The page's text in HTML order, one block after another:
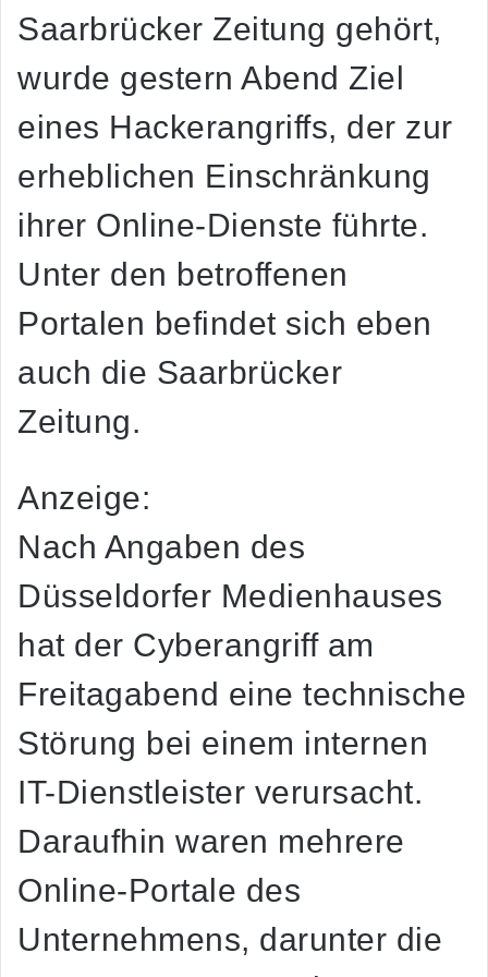
Saarbrücker Zeitung gehört,
wurde gestern Abend Ziel
eines Hackerangriffs, der zur
erheblichen Einschränkung
ihrer Online-Dienste führte.
Unter den betroffenen
Portalen befindet sich eben
auch die Saarbrücker
Zeitung.
Anzeige:
Nach Angaben des
Düsseldorfer Medienhauses
hat der Cyberangriff am
Freitagabend eine technische
Störung bei einem internen
IT-Dienstleister verursacht.
Daraufhin waren mehrere
Online-Portale des
Unternehmens, darunter die